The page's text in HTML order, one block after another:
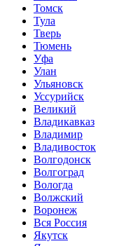
Томск
Тула
Тверь
Тюмень
Уфа
Улан
Ульяновск
Уссурийск
Великий
Владикавказ
Владимир
Владивосток
Волгодонск
Волгоград
Вологда
Волжский
Воронеж
Вся Россия
Якутск